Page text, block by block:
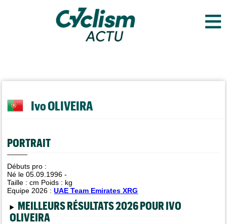
≡
Ivo OLIVEIRA
PORTRAIT
Débuts pro :
Né le 05.09.1996 -
Taille :cm Poids : kg
Equipe 2026 :UAE Team Emirates XRG
MEILLEURS RÉSULTATS 2026 POUR IVO
OLIVEIRA